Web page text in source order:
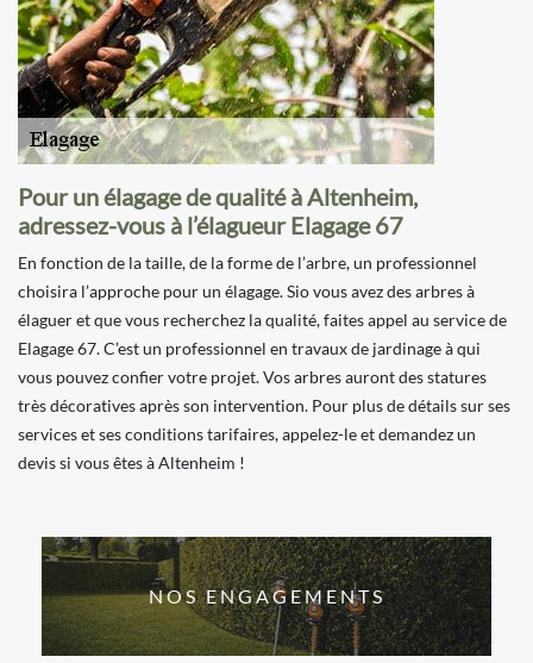
Pour un élagage de qualité à Altenheim,
adressez-vous à l’élagueur Elagage 67
En fonction de la taille, de la forme de l’arbre, un professionnel
choisira l’approche pour un élagage. Sio vous avez des arbres à
élaguer et que vous recherchez la qualité, faites appel au service de
Elagage 67. C’est un professionnel en travaux de jardinage à qui
vous pouvez confier votre projet. Vos arbres auront des statures
très décoratives après son intervention. Pour plus de détails sur ses
services et ses conditions tarifaires, appelez-le et demandez un
devis si vous êtes à Altenheim !
NOS ENGAGEMENTS